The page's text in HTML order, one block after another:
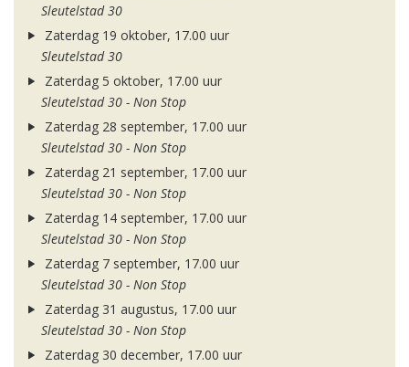
Sleutelstad 30
Zaterdag 19 oktober, 17.00 uur
Sleutelstad 30
Zaterdag 5 oktober, 17.00 uur
Sleutelstad 30 - Non Stop
Zaterdag 28 september, 17.00 uur
Sleutelstad 30 - Non Stop
Zaterdag 21 september, 17.00 uur
Sleutelstad 30 - Non Stop
Zaterdag 14 september, 17.00 uur
Sleutelstad 30 - Non Stop
Zaterdag 7 september, 17.00 uur
Sleutelstad 30 - Non Stop
Zaterdag 31 augustus, 17.00 uur
Sleutelstad 30 - Non Stop
Zaterdag 30 december, 17.00 uur